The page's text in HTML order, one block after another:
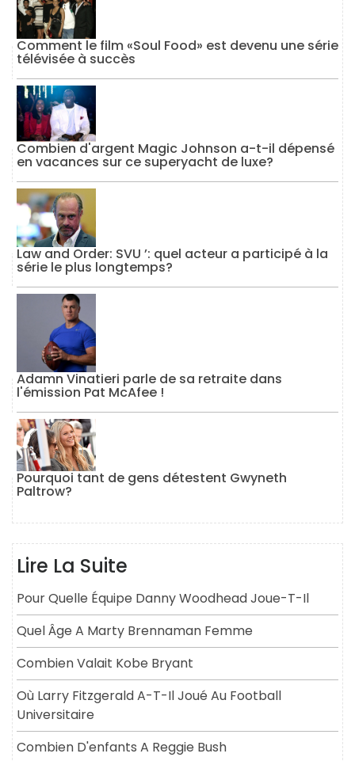
Comment le film «Soul Food» est devenu une série
télévisée à succès
Combien d'argent Magic Johnson a-t-il dépensé
en vacances sur ce superyacht de luxe?
Law and Order: SVU ’: quel acteur a participé à la
série le plus longtemps?
Adamn Vinatieri parle de sa retraite dans
l'émission Pat McAfee !
Pourquoi tant de gens détestent Gwyneth
Paltrow?
Lire La Suite
Pour Quelle Équipe Danny Woodhead Joue-T-Il
Quel Âge A Marty Brennaman Femme
Combien Valait Kobe Bryant
Où Larry Fitzgerald A-T-Il Joué Au Football
Universitaire
Combien D'enfants A Reggie Bush